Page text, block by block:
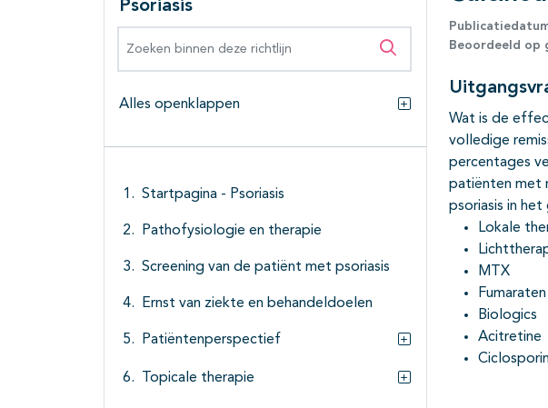
Psoriasis
Zoeken binnen deze
Alles openklappen
Alles openklappen
Startpagina - Psoriasis
Pathofysiologie en therapie
Screening van de patiënt met psoriasis
Ernst van ziekte en behandeldoelen
Patiëntenperspectief
Subpagina's open-
Topicale therapie
Beoordeeld op
Wat is de
volledige
percentages
patiënten met
psoriasis in
Lokale
MTX
Fumaraten
Biologics
Acitretine